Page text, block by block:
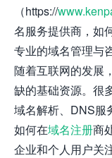
（https://
名服务提供商，如
专业的域名管理与
随着互联网的发展
缺的基础资源。很
域名解析、DNS服
如何在域名注册商
企业和个人用户关